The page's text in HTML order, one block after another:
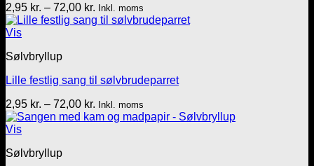
2,95 kr. – 72,00 kr. Prisinterval:
2,95 kr.
Inkl. moms
Vis
Sølvbryllup
Lille festlig sang til sølvbrudeparret
2,95 kr. – 72,00 kr. Prisinterval:
2,95 kr.
Inkl. moms
Vis
Sølvbryllup